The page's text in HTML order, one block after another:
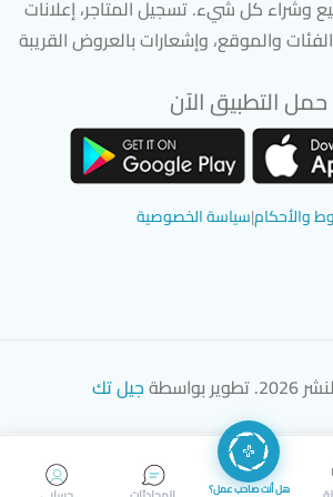
كل شيء. تسجيل المتاجر، إعلانات
والموقع، وإشعارات بالعروض القريبة
حمل التطبيق الآن
والأحكام|سياسة الخصوصية
بواسطة جيل تك
هل أنت صاحب عمل؟